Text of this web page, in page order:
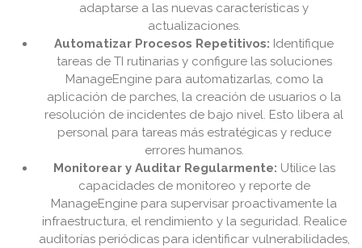
adaptarse a las nuevas características y
actualizaciones.
Automatizar Procesos Repetitivos: Identifique
tareas de TI rutinarias y configure las soluciones
ManageEngine para automatizarlas, como la
aplicación de parches, la creación de usuarios o la
resolución de incidentes de bajo nivel. Esto libera al
personal para tareas más estratégicas y reduce
errores humanos.
Monitorear y Auditar Regularmente: Utilice las
capacidades de monitoreo y reporte de
ManageEngine para supervisar proactivamente la
infraestructura, el rendimiento y la seguridad. Realice
auditorías periódicas para identificar vulnerabilidades,